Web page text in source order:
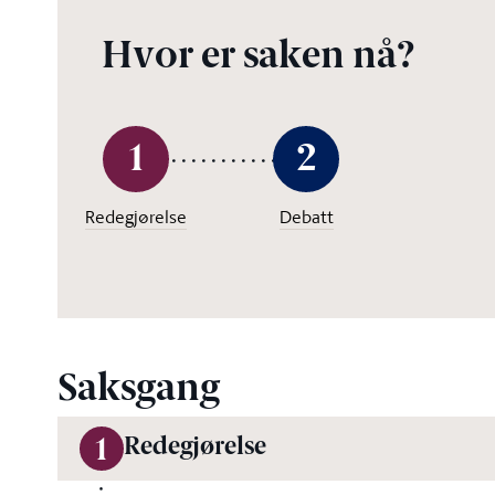
Hvor er saken nå?
1
Redegjørelse
2
Debatt
Saksgang
1 Redegjørelse